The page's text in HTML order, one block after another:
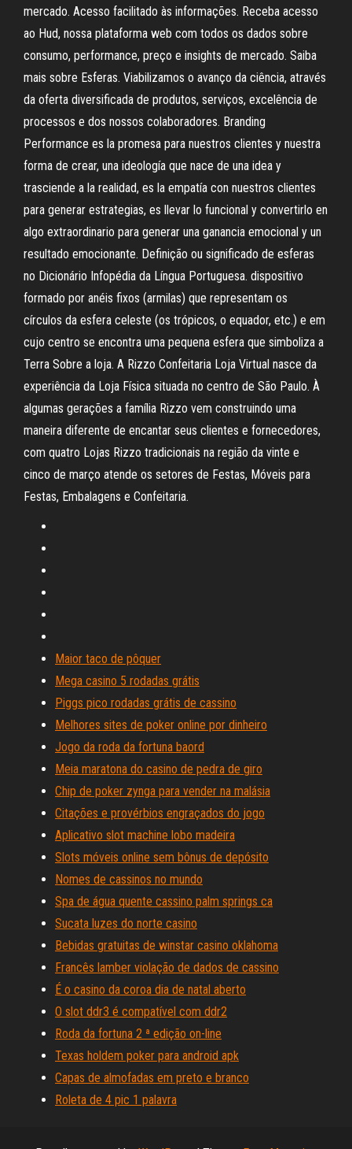
mercado. Acesso facilitado às informações. Receba acesso
ao Hud, nossa plataforma web com todos os dados sobre
consumo, performance, preço e insights de mercado. Saiba
mais sobre Esferas. Viabilizamos o avanço da ciência, através
da oferta diversificada de produtos, serviços, excelência de
processos e dos nossos colaboradores. Branding
Performance es la promesa para nuestros clientes y nuestra
forma de crear, una ideología que nace de una idea y
trasciende a la realidad, es la empatía con nuestros clientes
para generar estrategias, es llevar lo funcional y convertirlo en
algo extraordinario para generar una ganancia emocional y un
resultado emocionante. Definição ou significado de esferas
no Dicionário Infopédia da Língua Portuguesa. dispositivo
formado por anéis fixos (armilas) que representam os
círculos da esfera celeste (os trópicos, o equador, etc.) e em
cujo centro se encontra uma pequena esfera que simboliza a
Terra Sobre a loja. A Rizzo Confeitaria Loja Virtual nasce da
experiência da Loja Física situada no centro de São Paulo. À
algumas gerações a família Rizzo vem construindo uma
maneira diferente de encantar seus clientes e fornecedores,
com quatro Lojas Rizzo tradicionais na região da vinte e
cinco de março atende os setores de Festas, Móveis para
Festas, Embalagens e Confeitaria.
Maior taco de pôquer
Mega casino 5 rodadas grátis
Piggs pico rodadas grátis de cassino
Melhores sites de poker online por dinheiro
Jogo da roda da fortuna baord
Meia maratona do casino de pedra de giro
Chip de poker zynga para vender na malásia
Citações e provérbios engraçados do jogo
Aplicativo slot machine lobo madeira
Slots móveis online sem bônus de depósito
Nomes de cassinos no mundo
Spa de água quente cassino palm springs ca
Sucata luzes do norte casino
Bebidas gratuitas de winstar casino oklahoma
Francês lamber violação de dados de cassino
É o casino da coroa dia de natal aberto
O slot ddr3 é compatível com ddr2
Roda da fortuna 2 ª edição on-line
Texas holdem poker para android apk
Capas de almofadas em preto e branco
Roleta de 4 pic 1 palavra